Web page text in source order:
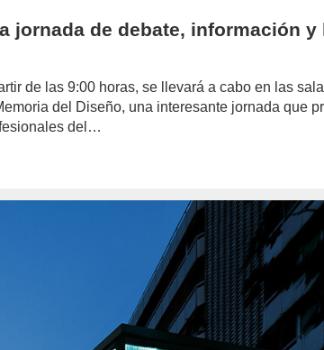
jornada de debate, información y
de las 9:00 horas, se llevará a cabo en las
del Diseño, una interesante jornada que
del…
author/redaccion/